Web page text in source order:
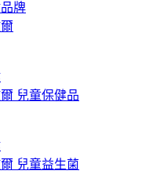
牌
兒童保健品
兒童益生菌